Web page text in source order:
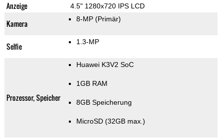
Anzeige 4.5" 1280x720 IPS LCD
Kamera 8-MP (Primär)
Selfie 1.3-MP
Prozessor, Speicher
Huawei K3V2 SoC
1GB RAM
8GB Speicherung
MicroSD (32GB max.)